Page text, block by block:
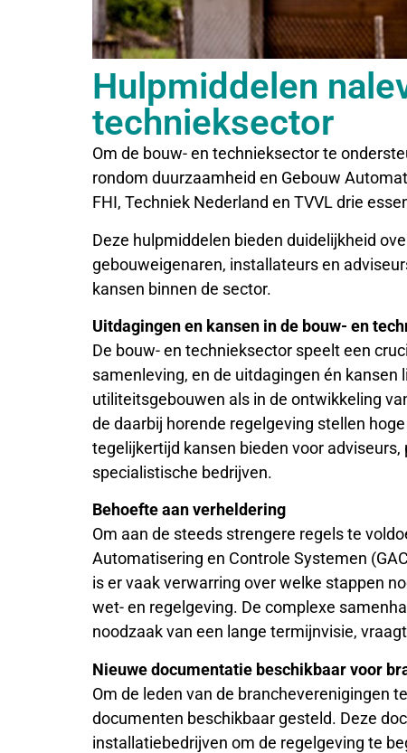
Hulpmiddelen
technieksector
Om de bouw- en technieksector te
rondom duurzaamheid en Gebouw
FHI, Techniek Nederland en TVVL drie
Deze hulpmiddelen bieden duidelijkheid
gebouweigenaren, installateurs en
kansen binnen de sector.
Uitdagingen en kansen in de bouw- en
De bouw- en technieksector speelt een
samenleving, en de uitdagingen én
utiliteitsgebouwen als in de ontwikkeling
de daarbij horende regelgeving stellen
tegelijkertijd kansen bieden voor
specialistische bedrijven.
Behoefte aan verheldering
Om aan de steeds strengere regels te
Automatisering en Controle Systemen
is er vaak verwarring over welke stappen
wet- en regelgeving. De complexe
noodzaak van een lange termijnvisie,
Nieuwe documentatie beschikbaar voor
Om de leden van de brancheverenigingen
documenten beschikbaar gesteld. Deze
installatiebedrijven om de regelgeving te